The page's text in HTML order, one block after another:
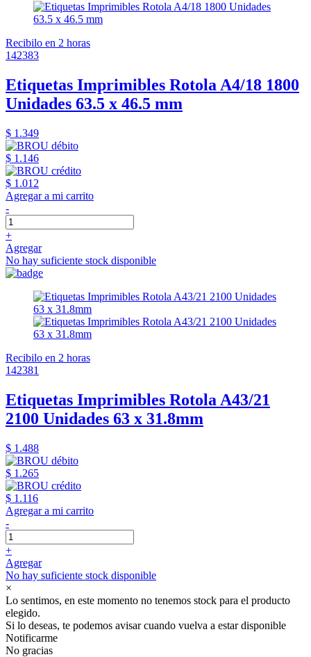
Recibilo en 2 horas
142383
Etiquetas Imprimibles Rotola A4/18 1800
Unidades 63.5 x 46.5 mm
$ 1.349
$ 1.146
$ 1.012
Agregar a mi carrito
-
+
Agregar
No hay suficiente stock disponible
Recibilo en 2 horas
142381
Etiquetas Imprimibles Rotola A43/21
2100 Unidades 63 x 31.8mm
$ 1.488
$ 1.265
$ 1.116
Agregar a mi carrito
-
+
Agregar
No hay suficiente stock disponible
×
Lo sentimos, en este momento no tenemos stock para el producto
elegido.
Si lo deseas, te podemos avisar cuando vuelva a estar disponible
Notificarme
No gracias